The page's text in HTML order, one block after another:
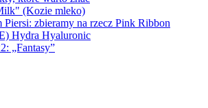
(Kozie mleko)
zbieramy na rzecz Pink Ribbon
Hydra Hyaluronic
„Fantasy”